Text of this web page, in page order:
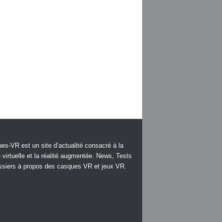
VR est un site d’actualité consacré à la
virtuelle et la réalité augmentée. News, Tests
à propos des casques VR et jeux VR.